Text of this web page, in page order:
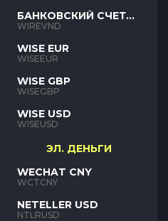
БАНКОВСКИЙ СЧЕТ
VND
WIREVND
WISE EUR
WISEEUR
WISE GBP
WISEGBP
WISE USD
WISEUSD
ЭЛ. ДЕНЬГИ
WECHAT CNY
WCTCNY
NETELLER USD
NTLRUSD